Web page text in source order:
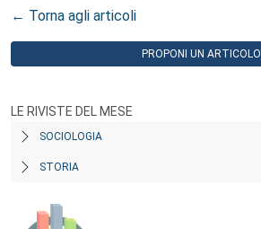
← Torna agli articoli
PROPONI UN ARTICOLO
LE RIVISTE DEL MESE
SOCIOLOGIA
STORIA